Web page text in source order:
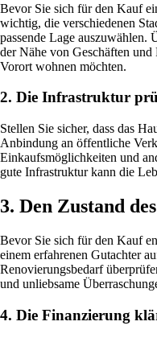
Bevor Sie sich für den Kauf
wichtig, die verschiedenen
passende Lage auszuwählen.
der Nähe von Geschäften
Vorort wohnen möchten.
2. Die Infrastruktur
Stellen Sie sicher, dass das
Anbindung an öffentliche
Einkaufsmöglichkeiten und
gute Infrastruktur kann die
3. Den Zustand
Bevor Sie sich für den Kauf
einem erfahrenen Gutachter
Renovierungsbedarf
und unliebsame
4. Die Finanzierung